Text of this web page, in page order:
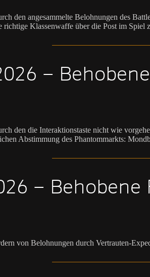
den angesammelte Belohnungen des
Klassenwaffe über die Post im Spiel
–
den die Interaktionstaste nicht wie
Abstimmung des Phantommarkts:
– Behobene
von Belohnungen durch Vertrauten-